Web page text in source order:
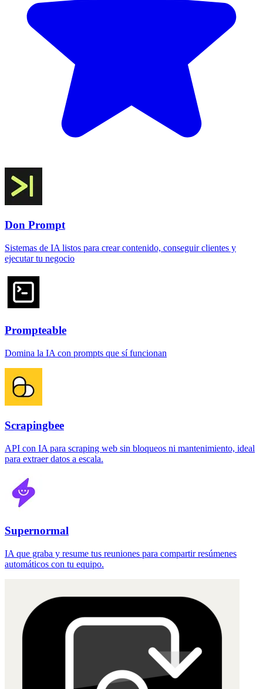
Don Prompt
Sistemas de IA listos para crear contenido, conseguir clientes y
ejecutar tu negocio
Prompteable
Domina la IA con prompts que sí funcionan
Scrapingbee
API con IA para scraping web sin bloqueos ni mantenimiento, ideal
para extraer datos a escala.
Supernormal
IA que graba y resume tus reuniones para compartir resúmenes
automáticos con tu equipo.